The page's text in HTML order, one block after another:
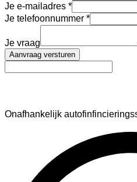
Je e-mailadres
Je telefoonnummer
Je vraag
Aanvraag versturen
Onafhankelijk